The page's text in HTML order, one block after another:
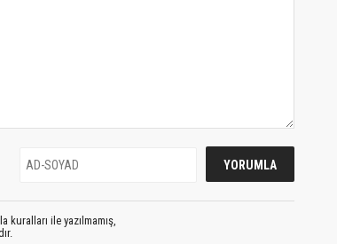
kuralları ile yazılmamış,